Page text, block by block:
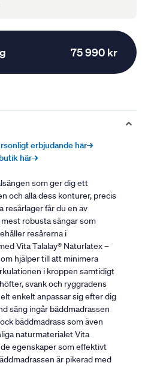
75 990 kr
erbjudande här→
här→
som ger dig ett
och alla dess konturer, precis
resårlager får du en av
robusta sängar som
resårerna i
Vita Talalay® Naturlatex –
hjälper till att minimera
i kroppen samtidigt
svank och ryggradens
enkelt anpassar sig efter dig
säng ingår bäddmadrassen
bäddmadrass som även
naturmaterialet Vita
egenskaper som effektivt
är pikerad med